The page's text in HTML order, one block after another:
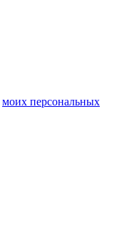
моих персональных